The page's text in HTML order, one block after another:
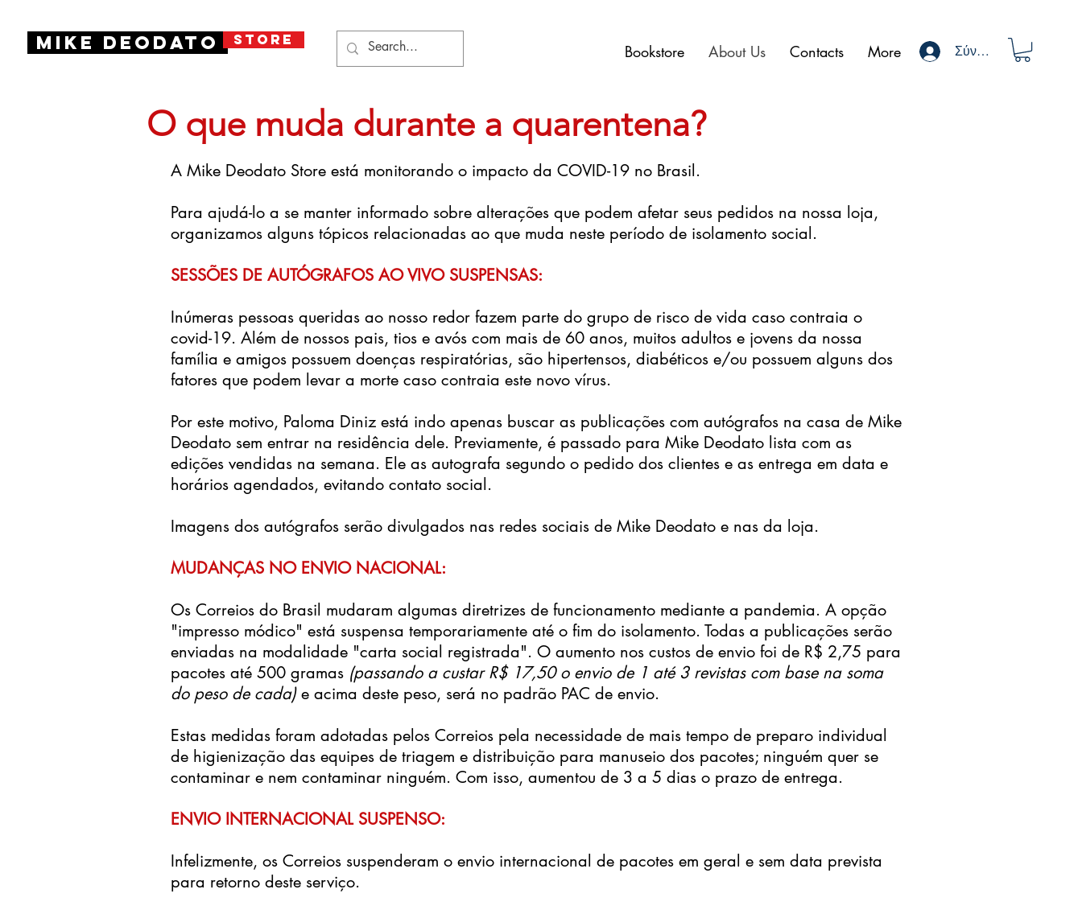
Mike Deodato STORE
Bookstore About Us Contacts More Σύνδεση
O que muda durante a quarentena?
A Mike Deodato Store está monitorando o impacto da COVID-19 no Brasil.
Para ajudá-lo a se manter informado sobre alterações que podem afetar seus pedidos na nossa loja,
organizamos alguns tópicos relacionadas ao que muda neste período de isolamento social.
SESSÕES DE AUTÓGRAFOS AO VIVO SUSPENSAS:
Inúmeras pessoas queridas ao nosso redor fazem parte do grupo de risco de vida caso contraia o
covid-19. Além de nossos pais, tios e avós com mais de 60 anos, muitos adultos e jovens da nossa
família e amigos possuem doenças respiratórias, são hipertensos, diabéticos e/ou possuem alguns dos
fatores que podem levar a morte caso contraia este novo vírus.
Por este motivo, Paloma Diniz está indo apenas buscar as publicações com autógrafos na casa de Mike
Deodato sem entrar na residência dele. Previamente, é passado para Mike Deodato lista com as
edições vendidas na semana. Ele as autografa segundo o pedido dos clientes e as entrega em data e
horários agendados, evitando contato social.
Imagens dos autógrafos serão divulgados nas redes sociais de Mike Deodato e nas da loja.
MUDANÇAS NO ENVIO NACIONAL:
Os Correios do Brasil mudaram algumas diretrizes de funcionamento mediante a pandemia. A opção
"impresso módico" está suspensa temporariamente até o fim do isolamento. Todas a publicações serão
enviadas na modalidade "carta social registrada". O aumento nos custos de envio foi de R$ 2,75 para
pacotes até 500 gramas (passando a custar R$ 17,50 o envio de 1 até 3 revistas com base na soma
do peso de cada)e acima deste peso, será no padrão PAC de envio.
Estas medidas foram adotadas pelos Correios pela necessidade de mais tempo de preparo individual
de higienização das equipes de triagem e distribuição para manuseio dos pacotes; ninguém quer se
contaminar e nem contaminar ninguém. Com isso, aumentou de 3 a 5 dias o prazo de entrega.
ENVIO INTERNACIONAL SUSPENSO:
Infelizmente, os Correios suspenderam o envio internacional de pacotes em geral e sem data prevista
para retorno deste serviço.